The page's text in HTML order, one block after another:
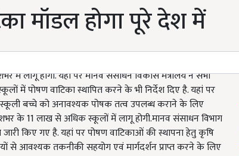
मॉडल होगा पूरे देश में
में लागू होगा. यहां पर मानव संसाधन विकास मंत्रालय ने सभी
में पोषण वाटिका स्थापित करने के भी निर्देश दिए है. यहां पर
स्कूली बच्चे को अनावश्यक पोषक तत्व उपलब्ध कराने के लिए
के 11 लाख से अधिक स्कूलों में लागू होगी.मानव संसाधन विभाग
किए गए है. यहां पर पोषण वाटिकाओं की स्थापना हेतु कृषि
से आवश्यक तकनीकी सहयोग एवं मार्गदर्शन प्राप्त करने के लिए